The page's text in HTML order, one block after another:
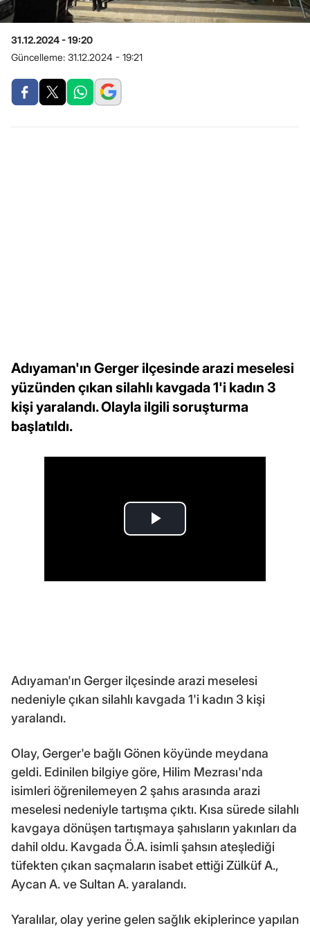
31.12.2024 - 19:20
Güncelleme: 31.12.2024 - 19:21
Adıyaman'ın Gerger ilçesinde arazi meselesi
yüzünden çıkan silahlı kavgada 1'i kadın 3
kişi yaralandı. Olayla ilgili soruşturma
başlatıldı.
Adıyaman'ın Gerger ilçesinde arazi meselesi
nedeniyle çıkan silahlı kavgada 1'i kadın 3 kişi
yaralandı.
Olay, Gerger'e bağlı Gönen köyünde meydana
geldi. Edinilen bilgiye göre, Hilim Mezrası'nda
isimleri öğrenilemeyen 2 şahıs arasında arazi
meselesi nedeniyle tartışma çıktı. Kısa sürede silahlı
kavgaya dönüşen tartışmaya şahısların yakınları da
dahil oldu. Kavgada Ö.A. isimli şahsın ateşlediği
tüfekten çıkan saçmaların isabet ettiği Zülküf A.,
Aycan A. ve Sultan A. yaralandı.
Yaralılar, olay yerine gelen sağlık ekiplerince yapılan